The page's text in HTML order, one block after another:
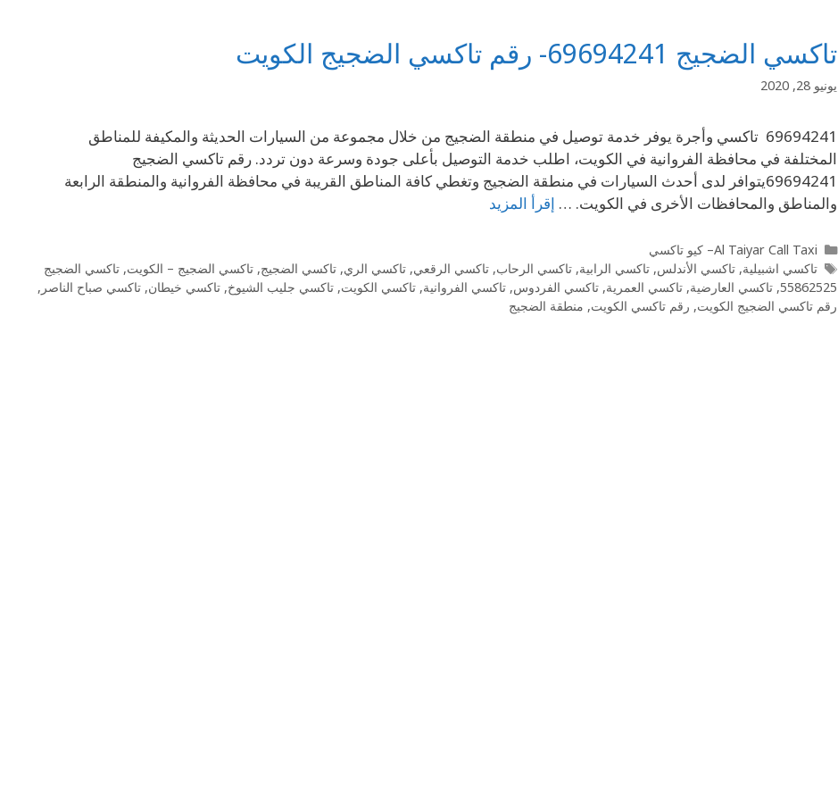
تاكسي الضجيج 69694241- رقم تاكسي الضجيج الكويت
يونيو 28, 2020
69694241 تاكسي وأجرة يوفر خدمة توصيل في منطقة الضجيج من خلال مجموعة من السيارات الحديثة والمكيفة للمناطق
المختلفة في محافظة الفروانية في الكويت، اطلب خدمة التوصيل بأعلى جودة وسرعة دون تردد. رقم تاكسي الضجيج
69694241يتوافر لدى أحدث السيارات في منطقة الضجيج وتغطي كافة المناطق القريبة في محافظة الفروانية والمنطقة الرابعة
والمناطق والمحافظات الأخرى في الكويت. … إقرأ المزيد
Al Taiyar Call Taxi– كيو تاكسي
تاكسي اشبيلية, تاكسي الأندلس, تاكسي الرابية, تاكسي الرحاب, تاكسي الرقعي, تاكسي الري, تاكسي الضجيج, تاكسي الضجيج – الكويت, تاكسي الضجيج
55862525
, تاكسي العارضية, تاكسي العمرية, تاكسي الفردوس, تاكسي الفروانية, تاكسي الكويت, تاكسي جليب الشيوخ, تاكسي خيطان, تاكسي صباح الناصر ,
رقم تاكسي الضجيج الكويت, رقم تاكسي الكويت, منطقة الضجيج